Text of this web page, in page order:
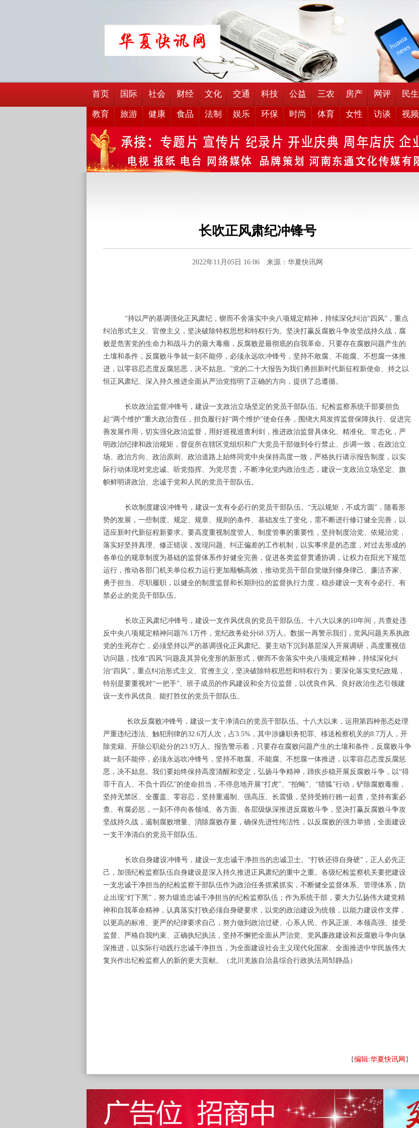
首页 国际 社会 财经 文化 交通 科技 公益 三农 房产 网评 民生
教育 旅游 健康 食品 法制 娱乐 环保 时尚 体育 女性 访谈 视频
长吹正风肃纪冲锋号
2022年11月05日 16:06 来源：华夏快讯网
“持以严的基调强化正风肃纪，锲而不舍落实中央八项规定精神，持续深化纠治“四风”，重点
纠治形式主义、官僚主义，坚决破除特权思想和特权行为。坚决打赢反腐败斗争攻坚战持久战，腐
败是危害党的生命力和战斗力的最大毒瘤，反腐败是最彻底的自我革命。只要存在腐败问题产生的
土壤和条件，反腐败斗争就一刻不能停，必须永远吹冲锋号，坚持不敢腐、不能腐、不想腐一体推
进，以零容忍态度反腐惩恶，决不姑息。 ”党的二十大报告为我们勇担新时代新征程新使命、持之以
恒正风肃纪、深入持久推进全面从严治党指明了正确的方向，提供了总遵循。
长吹政治监督冲锋号，建设一支政治立场坚定的党员干部队伍。纪检监察系统干部要担负
起“两个维护”重大政治责任，担负 履行好“两个维护”使命任务， 围绕大局发挥监督保障执行、促进完
善发展作用，切实强化政治监督，用好巡视巡查利剑，推进政治监督具体化、精准化、常态化，严
明政治纪律和政治规矩，督促所在辖区党组织和广大党员干部做到令行禁止、步调一致，在政治立
场、政治方向、政治原则、政治道路上始终同党中央保持高度一致，严格执行请示报告制度，以实
际行动体现对党忠诚、听党指挥、为党尽责，不断净化党内政治生态，建设一支政治立场坚定、旗
帜鲜明讲政治、忠诚于党和人民的党员干部队伍。
长吹制度建设冲锋号，建设一支有令必行的党员干部队伍。“无以规矩，不成方圆”，随着形
势的发展，一些制度、规定、规章、规则的条件、基础发生了变化，需不断进行修订健全完善，以
适应新时代新征程新要求。要高度重视制度管人、制度管事的重要性，坚持制度治党、依规治党，
落实好坚持真理、修正错误，发现问题、纠正偏差的工作机制，以实事求是的态度，对过去形成的
各单位的规章制度为基础的监督体系作好健全完善，促进各类监督贯通协调，让权力在阳光下规范
运行，推动各部门机关单位权力运行更加顺畅高效，推动党员干部自觉做到修身律己、廉洁齐家、
勇于担当、尽职履职，以健全的制度监督和长期到位的监督执行力度，稳步建设一支有令必行、有
禁必止的党员干部队伍。
长吹正风肃纪冲锋号，建设一支作风优良的党员干部队伍。十八大以来的10年间，共查处违
反中央八项规定精神问题76.1万件，党纪政务处分68.3万人。 数据一再警示我们，党风问题关系执政
党的生死存亡，必须坚持以严的基调强化正风肃纪。 要主动下沉到基层深入开展调研，高度重视信
访问题，找准“四风”问题及其异化变形的新形式， 锲而不舍落实中央八项规定精神，持续深化纠
治“四风”，重点纠治形式主义、官僚主义，坚决破除特权思想和特权行为 ；要深化落实党纪政规，
特别是要重视对“一把手”、班子成员的作风建设和全方位监督，以优良作风、良好政治生态引领建
设一支作风优良、能打胜仗的党员干部队伍。
长吹反腐败冲锋号，建设一支干净清白的党员干部队伍。十八大以来，运用第四种形态处理
严重违纪违法、触犯刑律的32.6万人次，占3.5%，其中涉嫌职务犯罪、移送检察机关的8.7万人，开
除党籍、开除公职处分的23.9万人。 报告警示着，只要存在腐败问题产生的土壤和条件，反腐败斗争
就一刻不能停，必须永远吹冲锋号，坚持不敢腐、不能腐、不想腐一体推进，以零容忍态度反腐惩
恶，决不姑息。我们要始终保持高度清醒和坚定，弘扬斗争精神，蹄疾步稳开展反腐败斗争， 以“得
罪千百人、不负十四亿”的使命担当 ，不停息地开展“打虎”、“拍蝇”、“猎狐”行动，铲除腐败毒瘤，
坚持无禁区、全覆盖、零容忍，坚持重遏制、强高压、长震慑，坚持受贿行贿一起查，坚持有案必
查、有腐必惩，一刻不停向各领域、各方面、各层级纵深推进反腐败斗争，坚决打赢反腐败斗争攻
坚战持久战，遏制腐败增量、消除腐败存量，确保先进性纯洁性，以反腐败的强力举措，全面建设
一支干净清白的党员干部队伍。
长吹自身建设冲锋号，建设一支忠诚干净担当的忠诚卫士。 “打铁还得自身硬”，正人必先正
己，加强纪检监察队伍自身建设是深入持久推进正风肃纪的重中之重。各级纪检监察机关要把建设
一支忠诚干净担当的纪检监察干部队伍作为政治任务抓紧抓实，不断健全监督体系、管理体系，防
止出现“灯下黑”，努力锻造忠诚干净担当的纪检监察队伍；作为系统干部，要大力弘扬伟大建党精
神和自我革命精神，认真落实打铁必须自身硬要求，以党的政治建设为统领，以能力建设作支撑，
以更高的标准、更严的纪律要求自己，努力做到政治过硬、心系人民、作风正派、本领高强、接受
监督、严格自我约束、正确执纪执法，坚持不懈把全面从严治党、党风廉政建设和反腐败斗争向纵
深推进，以实际行动践行忠诚干净担当，为全面建设社会主义现代化国家、全面推进中华民族伟大
复兴作出纪检监察人的新的更大贡献。（北川羌族自治县综合行政执法局邹静晶）
【编辑:华夏快讯网 】